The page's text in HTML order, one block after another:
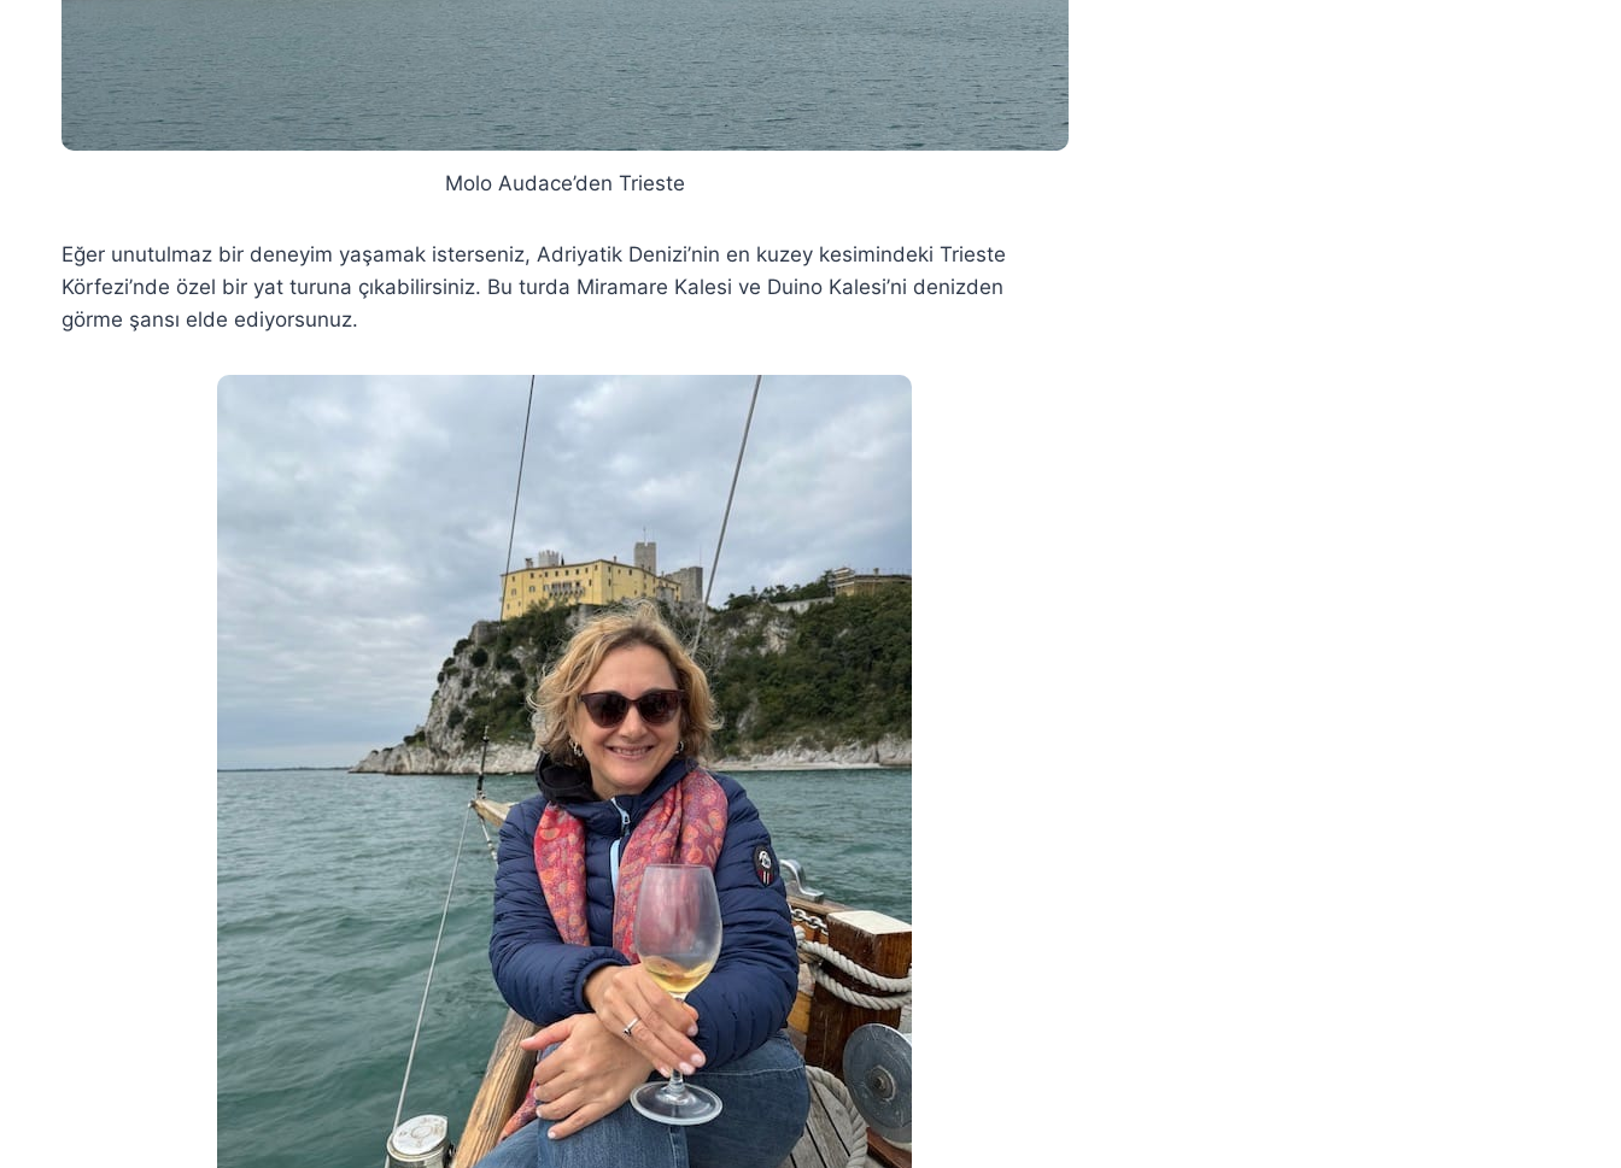
Molo Audace’den Trieste
Eğer unutulmaz bir deneyim yaşamak isterseniz, Adriyatik Denizi’nin en kuzey kesimindeki Trieste
Körfezi’nde özel bir yat turuna çıkabilirsiniz. Bu turda Miramare Kalesi ve Duino Kalesi’ni denizden
görme şansı elde ediyorsunuz.